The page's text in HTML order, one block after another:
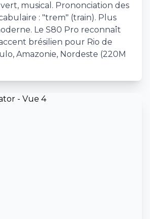
musical. Prononciation des
: "trem" (train). Plus
Le S80 Pro reconnaît
brésilien pour Rio de
Amazonie, Nordeste (220M